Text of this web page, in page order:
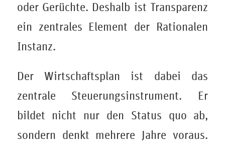
oder Gerüchte. Deshalb ist Transparenz
ein zentrales Element der Rationalen
Instanz.
Der Wirtschaftsplan ist dabei das
zentrale Steuerungsinstrument. Er
bildet nicht nur den Status quo ab,
sondern denkt mehrere Jahre voraus.